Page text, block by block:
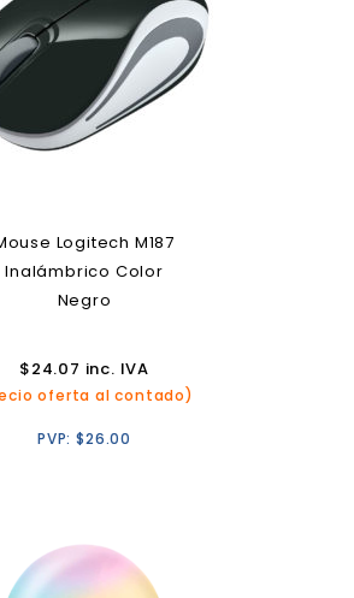
Logitech M187
Inalámbrico Color
Negro
$24.07 inc. IVA
oferta al contado)
PVP:$26.00